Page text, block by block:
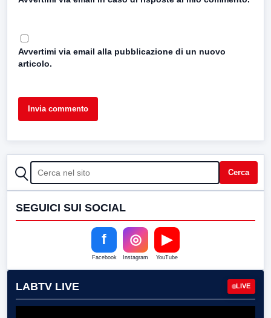
Avvertimi via email alla pubblicazione di un nuovo
articolo.
CERCA Cerca
SEGUICI SUI SOCIAL
f
Facebook
◎
Instagram
▶
YouTube
LABTV LIVE LIVE